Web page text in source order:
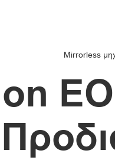
Mirrorless